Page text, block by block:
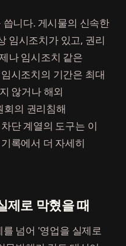
니다. 게시물의 신속한
임시조치가 있고, 권리
나 임시조치 같은
시조치의 기간은 최대
않거나 해외
의 권리침해
단 계열의 도구는 이
록에서 더 자세히
제로 막혔을 때
넘어 '영업을 실제로